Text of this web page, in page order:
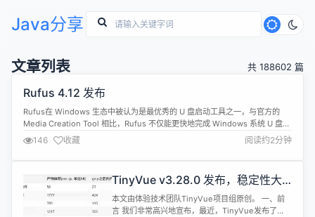
Java分享
文章列表 共 188602 篇
Rufus 4.12 发布
Rufus在 Windows 生态中被认为是最优秀的 U 盘启动工具之一，与官方的
Media Creation Tool 相比，Rufus 不仅能更快地完成 Windows 系统 U 盘的
制作，还集成了 Windows 镜像下载以及自定义 Windows 安装设置，如：移
除 Windows 11 TPM 2.0 检测，预设本地账号等。 Rufus 4...
146 收藏 阅读约2分钟
TinyVue v3.28.0 发布，稳定性大
幅提升太香了
本文由体验技术团队TinyVue项目组原创。 一、前
言 我们非常高兴地宣布，最近，TinyVue发布了